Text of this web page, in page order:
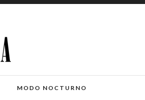
MODO NOCTURNO